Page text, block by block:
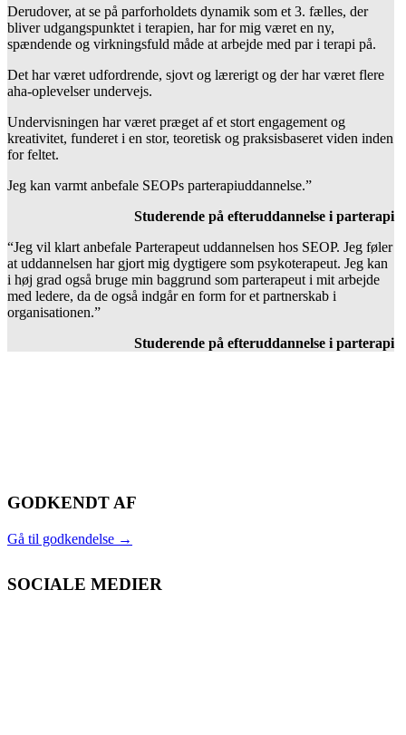
Derudover, at se på parforholdets dynamik som et 3. fælles, der
bliver udgangspunktet i terapien, har for mig været en ny,
spændende og virkningsfuld måde at arbejde med par i terapi på.
Det har været udfordrende, sjovt og lærerigt og der har været flere
aha-oplevelser undervejs.
Undervisningen har været præget af et stort engagement og
kreativitet, funderet i en stor, teoretisk og praksisbaseret viden inden
for feltet.
Jeg kan varmt anbefale SEOPs parterapiuddannelse.”
Studerende på efteruddannelse i parterapi
“Jeg vil klart anbefale Parterapeut uddannelsen hos SEOP. Jeg føler
at uddannelsen har gjort mig dygtigere som psykoterapeut. Jeg kan
i høj grad også bruge min baggrund som parterapeut i mit arbejde
med ledere, da de også indgår en form for et partnerskab i
organisationen.”
Studerende på efteruddannelse i parterapi
GODKENDT AF
Gå til godkendelse →
SOCIALE MEDIER